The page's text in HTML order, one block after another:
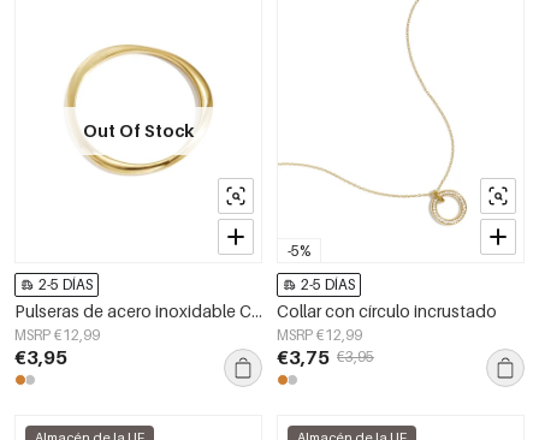
Out Of Stock
2-5 DÍAS
Pulseras de acero inoxidable Circle Simple Daily Simple Series Joyería para mujer
MSRP €12,99
€3,95
-5%
2-5 DÍAS
Collar con círculo incrustado
MSRP €12,99
€3,75 €3,95